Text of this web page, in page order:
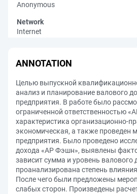
Anonymous
Network
Internet
ANNOTATION
Целью выпускной
анализ и планирование валового
предприятия. В работе было
ограниченной ответственностью
характеристика организационно-
экономическая, а также проведен
предприятия. Было проведено
дохода «АР Фэшн», выявлены
зависит сумма и уровень валового
проанализирована степень
После чего были предложены
слабых сторон. Произведены